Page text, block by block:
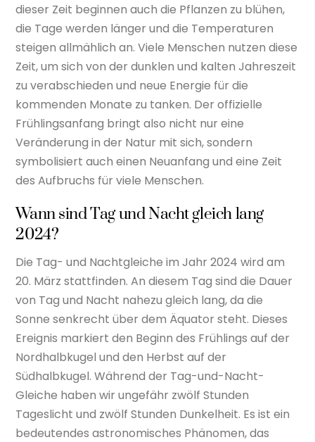
dieser Zeit beginnen auch die Pflanzen zu blühen,
die Tage werden länger und die Temperaturen
steigen allmählich an. Viele Menschen nutzen diese
Zeit, um sich von der dunklen und kalten Jahreszeit
zu verabschieden und neue Energie für die
kommenden Monate zu tanken. Der offizielle
Frühlingsanfang bringt also nicht nur eine
Veränderung in der Natur mit sich, sondern
symbolisiert auch einen Neuanfang und eine Zeit
des Aufbruchs für viele Menschen.
Wann sind Tag und Nacht gleich lang
2024?
Die Tag- und Nachtgleiche im Jahr 2024 wird am
20. März stattfinden. An diesem Tag sind die Dauer
von Tag und Nacht nahezu gleich lang, da die
Sonne senkrecht über dem Äquator steht. Dieses
Ereignis markiert den Beginn des Frühlings auf der
Nordhalbkugel und den Herbst auf der
Südhalbkugel. Während der Tag-und-Nacht-
Gleiche haben wir ungefähr zwölf Stunden
Tageslicht und zwölf Stunden Dunkelheit. Es ist ein
bedeutendes astronomisches Phänomen, das